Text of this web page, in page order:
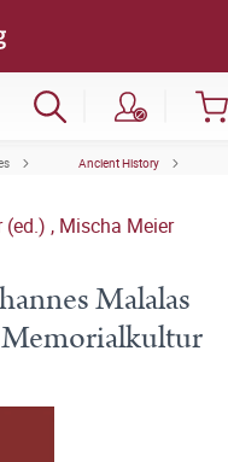
Ancient History
(ed.) , Mischa Meier
Malalas